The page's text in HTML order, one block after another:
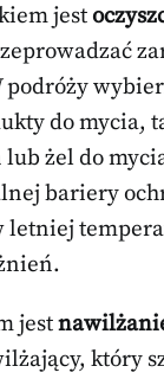
jest
podróży
do mycia,
żel do
bariery
letniej
jest
który